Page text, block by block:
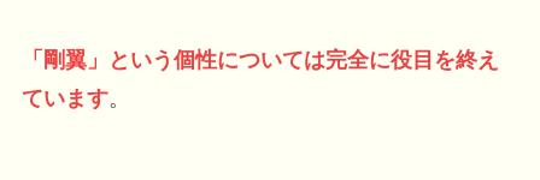
「剛翼」という個性については完全に役目を終え
ています。